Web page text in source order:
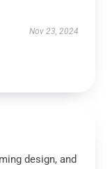
Nov 23, 2024
design, and